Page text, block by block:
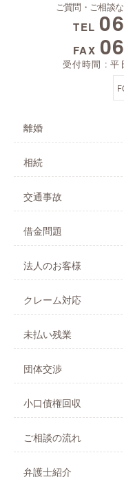
ご質問・ご相談
TEL
FAX
受付時間 :
離婚
相続
交通事故
借金問題
法人のお客様
クレーム対応
未払い残業
団体交渉
小口債権回収
ご相談の流れ
弁護士紹介